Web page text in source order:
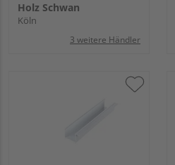
Holz Schwan
Köln
3 weitere Händler